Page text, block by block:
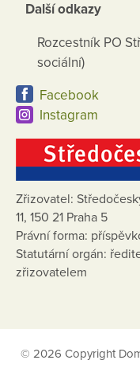
Další odkazy
Rozcestník PO
sociální)
Facebook
Instagram
Zřizovatel:
11, 150 21 Praha 5
Právní forma:
Statutární orgán:
zřizovatelem
© 2026 Copyright